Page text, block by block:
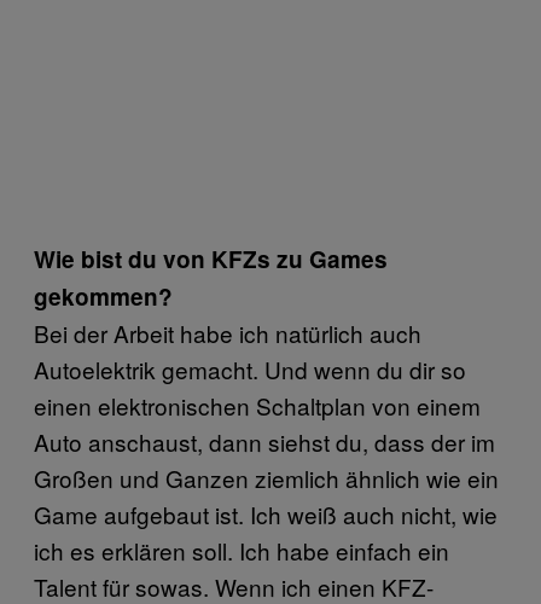
Wie bist du von KFZs zu Games
gekommen?
Bei der Arbeit habe ich natürlich auch
Autoelektrik gemacht. Und wenn du dir so
einen elektronischen Schaltplan von einem
Auto anschaust, dann siehst du, dass der im
Großen und Ganzen ziemlich ähnlich wie ein
Game aufgebaut ist. Ich weiß auch nicht, wie
ich es erklären soll. Ich habe einfach ein
Talent für sowas. Wenn ich einen KFZ-